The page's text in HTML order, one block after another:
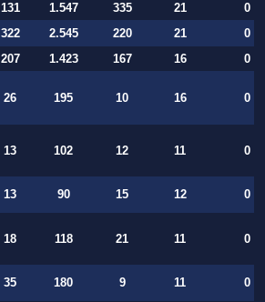
131 1.547 335 21
0
322 2.545 220 21
0
207 1.423 167 16 0
26 195 10 16 0
13 102 12 11 0
13 90 15 12 0
18 118 21 11 0
35 180 9 11
0